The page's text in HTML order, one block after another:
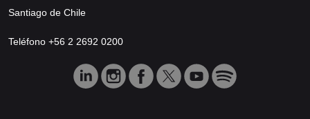
Santiago de Chile
Teléfono +56 2 2692 0200